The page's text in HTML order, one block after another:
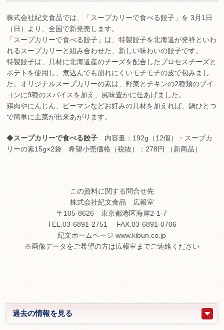
株式会社紀文食品では、「スープカリーで食べる餃子」を 3月1日
（日）より、全国で新発売します。
「スープカリーで食べる餃子」は、特製餃子を北海道が発祥といわ
れるスープカリーと組み合わせた、新しい味わいの餃子です。
特製餃子は、具材に北海道産のチーズを配合したプロセスチーズと
ポテトを使用し、煮込んでも崩れにくいモチモチの皮で包みまし
た。オリジナルスープカリーの素は、野菜とチキンの2種類のブイ
ヨンに9種のスパイスを加え、風味豊かに仕あげました。
鶏肉やにんじん、ピーマンなどお好みの具材を加えれば、鍋ひとつ
で簡単に主菜が出来あがります。
◆スープカリーで食べる餃子 内容量：192g（12個）・スープカ
リーの素15g×2袋 希望小売価格（税抜）：278円 （新商品）
この資料に関する問合せ先
株式会社紀文食品 広報室
〒105-8626 東京都港区海岸2-1-7
TEL.03-6891-2751 FAX.03-6891-0706
紀文ホームページ www.kibun.co.jp
※画像データをご希望の方は広報室までご連絡ください
過去の情報を見る